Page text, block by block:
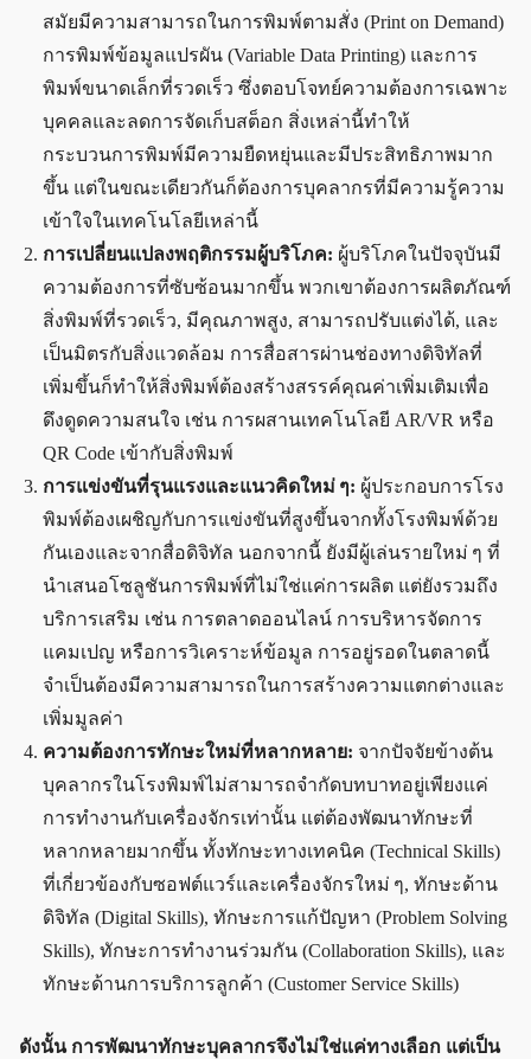
สมัยมีความสามารถในการพิมพ์ตามสั่ง (Print on Demand)
การพิมพ์ข้อมูลแปรผัน (Variable Data Printing) และการ
พิมพ์ขนาดเล็กที่รวดเร็ว ซึ่งตอบโจทย์ความต้องการเฉพาะ
บุคคลและลดการจัดเก็บสต็อก สิ่งเหล่านี้ทำให้
กระบวนการพิมพ์มีความยืดหยุ่นและมีประสิทธิภาพมาก
ขึ้น แต่ในขณะเดียวกันก็ต้องการบุคลากรที่มีความรู้ความ
เข้าใจในเทคโนโลยีเหล่านี้
การเปลี่ยนแปลงพฤติกรรมผู้บริโภค: ผู้บริโภคในปัจจุบันมี
ความต้องการที่ซับซ้อนมากขึ้น พวกเขาต้องการผลิตภัณฑ์
สิ่งพิมพ์ที่รวดเร็ว, มีคุณภาพสูง, สามารถปรับแต่งได้, และ
เป็นมิตรกับสิ่งแวดล้อม การสื่อสารผ่านช่องทางดิจิทัลที่
เพิ่มขึ้นก็ทำให้สิ่งพิมพ์ต้องสร้างสรรค์คุณค่าเพิ่มเติมเพื่อ
ดึงดูดความสนใจ เช่น การผสานเทคโนโลยี AR/VR หรือ
QR Code เข้ากับสิ่งพิมพ์
การแข่งขันที่รุนแรงและแนวคิดใหม่ ๆ: ผู้ประกอบการโรง
พิมพ์ต้องเผชิญกับการแข่งขันที่สูงขึ้นจากทั้งโรงพิมพ์ด้วย
กันเองและจากสื่อดิจิทัล นอกจากนี้ ยังมีผู้เล่นรายใหม่ ๆ ที่
นำเสนอโซลูชันการพิมพ์ที่ไม่ใช่แค่การผลิต แต่ยังรวมถึง
บริการเสริม เช่น การตลาดออนไลน์ การบริหารจัดการ
แคมเปญ หรือการวิเคราะห์ข้อมูล การอยู่รอดในตลาดนี้
จำเป็นต้องมีความสามารถในการสร้างความแตกต่างและ
เพิ่มมูลค่า
ความต้องการทักษะใหม่ที่หลากหลาย: จากปัจจัยข้างต้น
บุคลากรในโรงพิมพ์ไม่สามารถจำกัดบทบาทอยู่เพียงแค่
การทำงานกับเครื่องจักรเท่านั้น แต่ต้องพัฒนาทักษะที่
หลากหลายมากขึ้น ทั้งทักษะทางเทคนิค (Technical Skills)
ที่เกี่ยวข้องกับซอฟต์แวร์และเครื่องจักรใหม่ ๆ, ทักษะด้าน
ดิจิทัล (Digital Skills), ทักษะการแก้ปัญหา (Problem Solving
Skills), ทักษะการทำงานร่วมกัน (Collaboration Skills), และ
ทักษะด้านการบริการลูกค้า (Customer Service Skills)
ดังนั้น การพัฒนาทักษะบุคลากรจึงไม่ใช่แค่ทางเลือก แต่เป็น